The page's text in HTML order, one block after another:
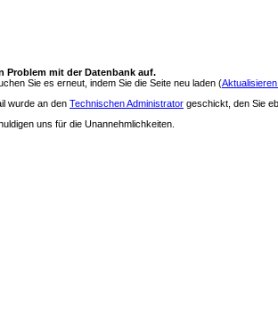
Problem mit der Datenbank auf.
Sie es erneut, indem Sie die Seite neu laden (
wurde an den Technischen Administrator geschickt, den Sie
uns für die Unannehmlichkeiten.